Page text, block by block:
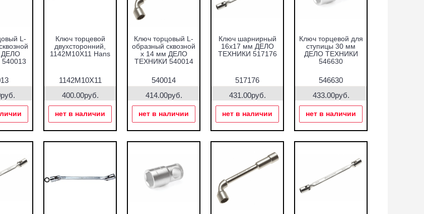
L-
ДЕЛО
Ключ торцевой
двухсторонний,
1142M10X11 Hans
1142M10X11
400.00руб.
нет в наличии
Ключ торцовый L-
образный сквозной
х 14 мм ДЕЛО
ТЕХНИКИ 540014
540014
414.00руб.
нет в наличии
Ключ шарнирный
16х17 мм ДЕЛО
ТЕХНИКИ 517176
517176
431.00руб.
нет в наличии
Ключ торцевой для
ступицы 30 мм
ДЕЛО ТЕХНИКИ
546630
546630
433.00руб.
нет в наличии